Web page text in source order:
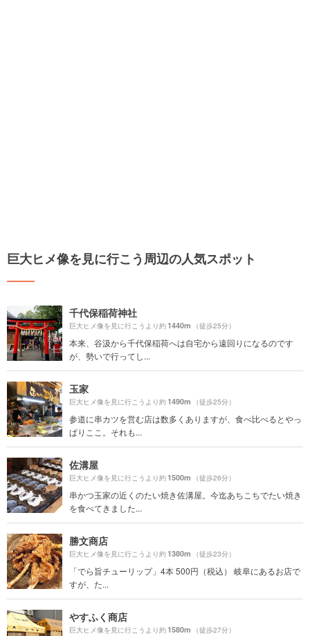
巨大ヒメ像を見に行こう周辺の人気スポット
千代保稲荷神社
巨大ヒメ像を見に行こうより約1440m （徒歩25分）
本来、谷汲から千代保稲荷へは自宅から遠回りになるのです
が、勢いで行ってし...
玉家
巨大ヒメ像を見に行こうより約1490m （徒歩25分）
参道に串カツを営む店は数多くありますが、食べ比べるとやっ
ぱりここ。それも...
佐溝屋
巨大ヒメ像を見に行こうより約1500m （徒歩26分）
串かつ玉家の近くのたい焼き佐溝屋。今迄あちこちでたい焼き
を食べてきました...
勝文商店
巨大ヒメ像を見に行こうより約1380m （徒歩23分）
「でら旨チューリップ」4本 500円（税込） 岐阜にあるお店で
すが、た...
やすふく商店
巨大ヒメ像を見に行こうより約1580m （徒歩27分）